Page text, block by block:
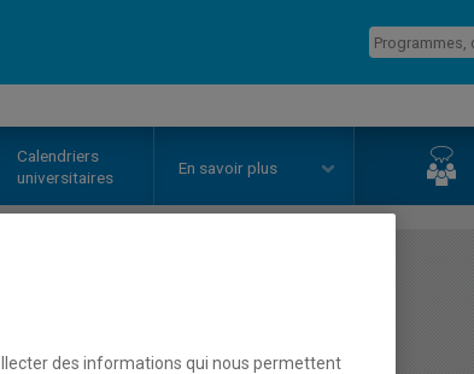
Calendriers
universitaires
En savoir plus
des informations qui nous permettent